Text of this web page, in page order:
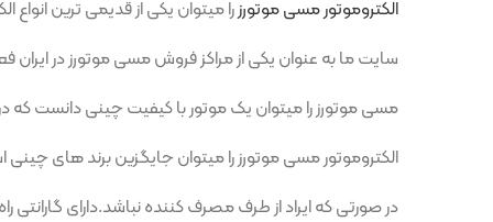
الکتروموتور مسی موتورزرا میتوان یکی از قدیمی ترین انواع
سایت ما به عنوان یکی از مراکز فروش مسی موتورز در ایران فعالیت
مسی موتورز را میتوان یک موتور با کیفیت چینی دانست که در سال های اخیر
الکتروموتور مسی موتورز را میتوان جایگزین برند های چینی استفاده
در صورتی که ایراد از طرف مصرف کننده نباشد.دارای گارانتی راه اندازی است.